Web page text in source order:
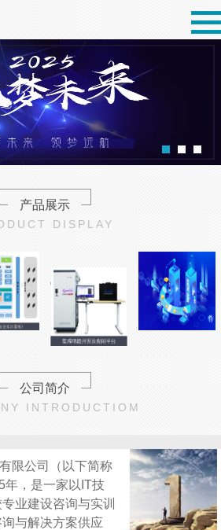
产品展示
DISPLAY
公司简介
INTRODUCTIOM
限公司（以下简称
年，是一家以IT技
业建设咨询与实训
与解决方案供应